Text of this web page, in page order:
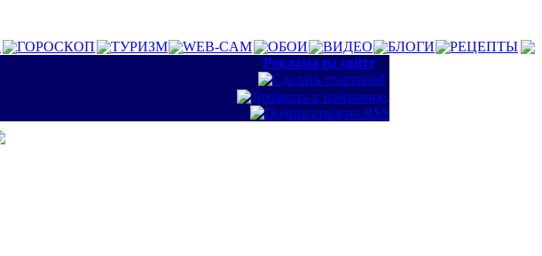
ГОРОСКОП ТУРИЗМ WEB-CAM ОБОИ ВИДЕО БЛОГИ
РЕЦЕПТЫ
:: Реклама на сайте ::